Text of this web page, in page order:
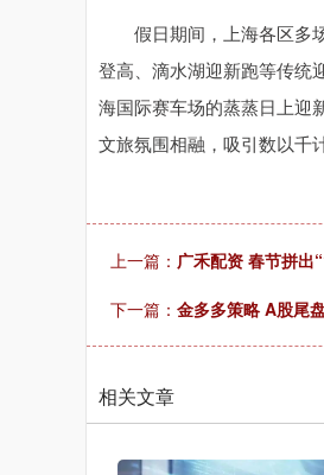
假日期间，上海各区多场
登高、滴水湖迎新跑等传统
海国际赛车场的蒸蒸日上迎
文旅氛围相融，吸引数以千
上一篇： 广禾配资 春节拼出
下一篇： 金多多策略 A股尾
相关文章